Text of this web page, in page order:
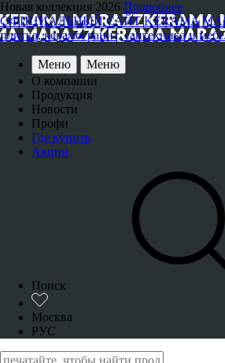
Новая коллекция 2026 Подробнее
ОФИЦИАЛЬНЫЙ САЙТ KERAMA
плитка, керамогранит, сантехника и
Меню
Меню
О компании
Продукция
Новости
Профи
Где купить
Акции
Поиск
Москва
РУС